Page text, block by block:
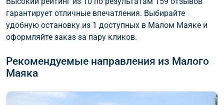
гарантирует отличные впечатления. Выбирайте
удобную остановку из 1 доступных в Малом Маяке и
оформляйте заказ за пару кликов.
Рекомендуемые направления из Малого
Маяка